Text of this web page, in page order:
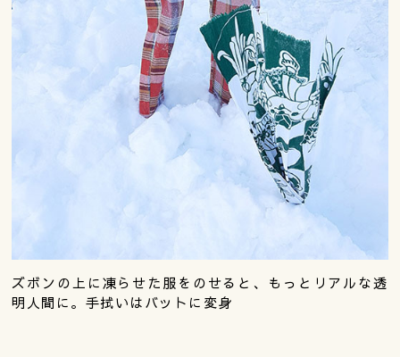
ズボンの上に凍らせた服をのせると、もっとリアルな透
明人間に。手拭いはバットに変身